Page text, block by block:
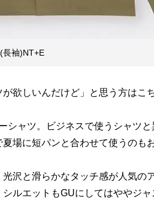
長袖)NT+E
欲しいんだけど」と思う方はこち
ャツ。ビジネスで使うシャツと
場に短パンと合わせて使うのも
沢と滑らかなタッチ感が人気の
ルエットもGUにしてはややジ